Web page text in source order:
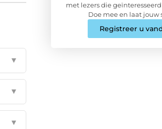
▼
▼
▼
met lezers die
Doe mee en laat jouw
Registreer u